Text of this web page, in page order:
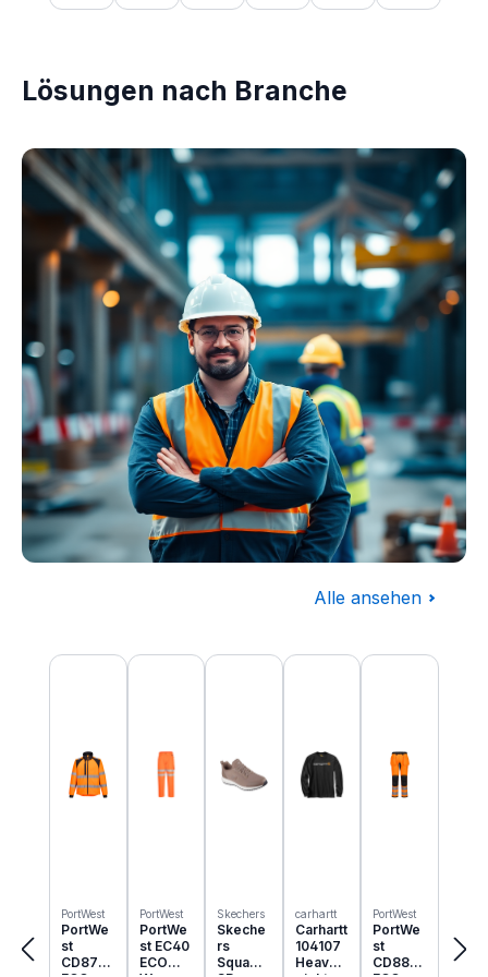
Lösungen nach Branche
Alle ansehen
Produktgalerie überspringen
PortWest
PortWe
st
CD875
PortWest
PortWe
st EC40
ECO
Skechers
Skeche
rs
Squad
carhartt
Carhartt
104107
Heavyw
PortWest
PortWe
st
CD889